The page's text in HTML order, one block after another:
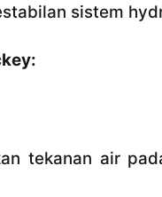
sistem
tekanan air